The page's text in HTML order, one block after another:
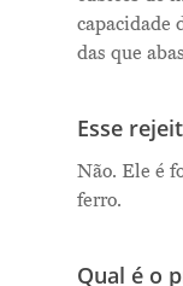
capacidade
das que
Esse
Não. Ele é
ferro.
Qual é o